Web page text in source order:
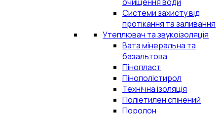
Системи захисту від
протікання та заливання
Утеплювач та звукоізоляція
Вата мінеральна та
базальтова
Пінопласт
Пінополістирол
Технічна ізоляція
Поліетилен спінений
Поролон